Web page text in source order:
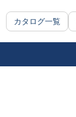
カタログ一覧